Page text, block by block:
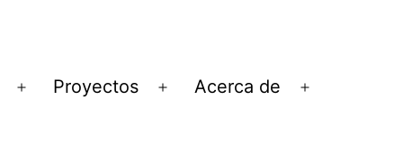
Abrir
Proyectos
Abrir
Acerca de